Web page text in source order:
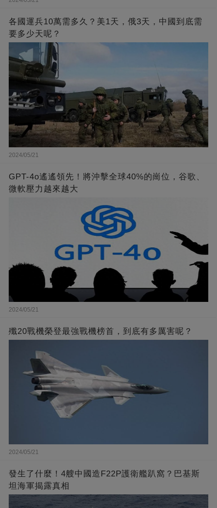
各國運兵10萬需多久？美1天，俄3天，中國到底需
要多少天呢？
2024/05/21
GPT-4o遙遙領先！將沖擊全球40%的崗位，谷歌、
微軟壓力越來越大
2024/05/21
殲20戰機榮登最強戰機榜首，到底有多厲害呢？
2024/05/21
發生了什麼！4艘中國造F22P護衛艦趴窩？巴基斯
坦海軍揭露真相